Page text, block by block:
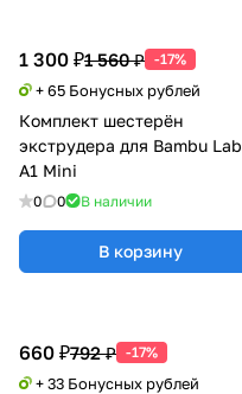
1 300 ₽1 560 ₽ -17%
+ 65 Бонусных рублей
Комплект шестерён
экструдера для Bambu Lab
A1 Mini
0 0 В наличии
В корзину
660 ₽792 ₽ -17%
+ 33 Бонусных рублей